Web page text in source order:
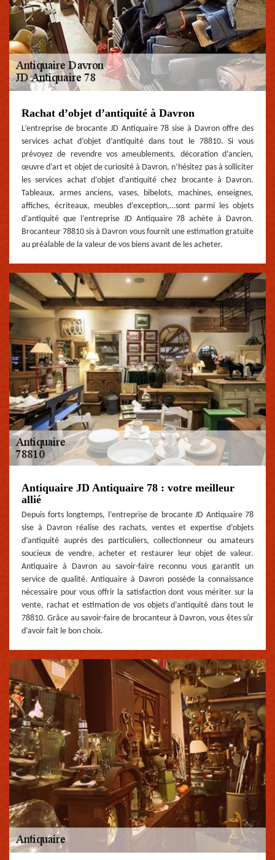
Rachat d’objet d’antiquité à Davron
L’entreprise de brocante JD Antiquaire 78 sise à Davron offre des
services achat d’objet d’antiquité dans tout le 78810. Si vous
prévoyez de revendre vos ameublements, décoration d’ancien,
œuvre d’art et objet de curiosité à Davron, n’hésitez pas à solliciter
les services achat d’objet d’antiquité chez brocante à Davron.
Tableaux, armes anciens, vases, bibelots, machines, enseignes,
affiches, écriteaux, meubles d’exception,…sont parmi les objets
d’antiquité que l’entreprise JD Antiquaire 78 achète à Davron.
Brocanteur 78810 sis à Davron vous fournit une estimation gratuite
au préalable de la valeur de vos biens avant de les acheter.
Antiquaire JD Antiquaire 78 : votre meilleur
allié
Depuis forts longtemps, l’entreprise de brocante JD Antiquaire 78
sise à Davron réalise des rachats, ventes et expertise d’objets
d’antiquité auprès des particuliers, collectionneur ou amateurs
soucieux de vendre, acheter et restaurer leur objet de valeur.
Antiquaire à Davron au savoir-faire reconnu vous garantit un
service de qualité. Antiquaire à Davron possède la connaissance
nécessaire pour vous offrir la satisfaction dont vous mériter sur la
vente, rachat et estimation de vos objets d’antiquité dans tout le
78810. Grâce au savoir-faire de brocanteur à Davron, vous êtes sûr
d’avoir fait le bon choix.